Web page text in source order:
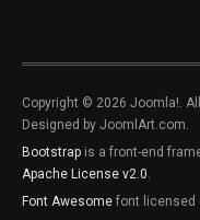
Copyright © 2026 Joomla!.
Designed by JoomlArt.com.
Bootstrap is a front-end
Apache License v2.0
Font Awesome font licensed